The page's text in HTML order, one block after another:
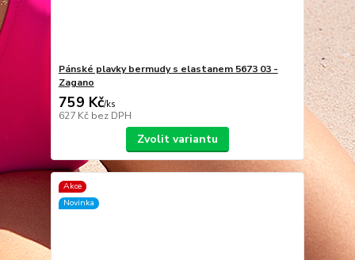
Pánské plavky bermudy s elastanem 5673 03 -
Zagano
759 Kč/ks
627 Kč bez DPH
Zvolit variantu
Akce
Novinka